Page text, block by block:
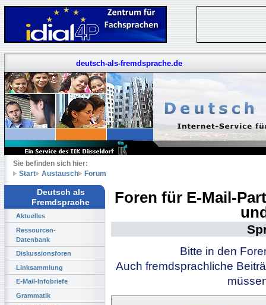
deutsch-als-fremdsprache.de
Sie befinden sich hier:
Start
Austausch Forum
Deutsch als
Fremdsprache
Aktuelles
Ressourcen-
Datenbank
Diskussionsforen
Linksammlung
E-Mail-Infobriefe
Grammatik
Foren für E-Mail-
Bitte in den
Auch fremdsprachliche